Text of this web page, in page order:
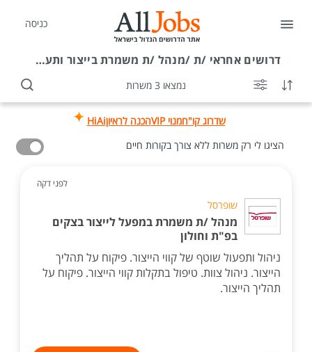
כניסה
דרושים אחראי /ת /מנהל /ת משמרת בייצור ותעשייה עבודה בלילה
נמצאו 3 משרות
שדרוג קו"חמנוי VIP הכנה לראיוןHiAi
הציגו לי רק משרות ללא צורך בקורות חיים
לפני דקה
שופרסל
מנהל /ת משמרת במפעל לייצור בצקים
בפ"ת וחולון
ניהול ותפעול שוטף של קווי הייצור. פיקוח על תהליך
הייצור. ניהול צוות. טיפול בתקלות קווי הייצור. פיקוח על
תהליך הייצור.